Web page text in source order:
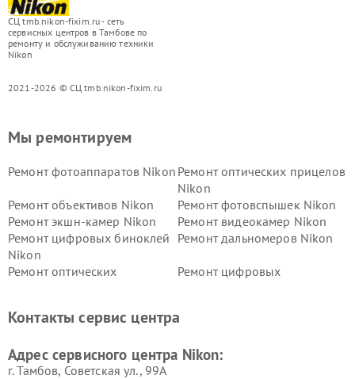
СЦ tmb.nikon-fixim.ru - сеть
сервисных центров в Тамбове по
ремонту и обслуживанию техники
Nikon
2021-2026 © СЦ tmb.nikon-fixim.ru
Мы ремонтируем
Ремонт фотоаппаратов Nikon Ремонт оптических прицелов
Nikon
Ремонт объективов Nikon
Ремонт фотовспышек Nikon
Ремонт экшн-камер Nikon
Ремонт видеокамер Nikon
Ремонт цифровых биноклей
Nikon
Ремонт дальномеров Nikon
Ремонт оптических
Ремонт цифровых
Контакты сервис центра
Адрес сервисного центра Nikon:
г. Тамбов, Советская ул., 99А